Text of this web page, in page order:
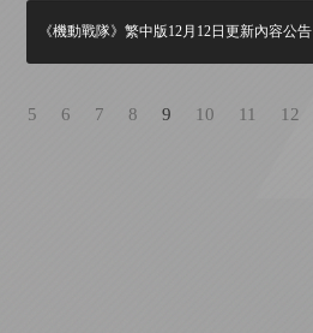
《機動戰隊》繁中版12月12日更新內容公告
5 6 7 8 9 10 11 12